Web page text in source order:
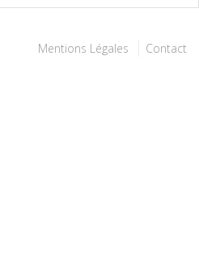
Mentions Légales Contact